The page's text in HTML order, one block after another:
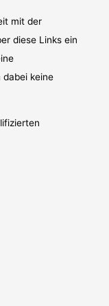
mit der
diese Links ein
keine